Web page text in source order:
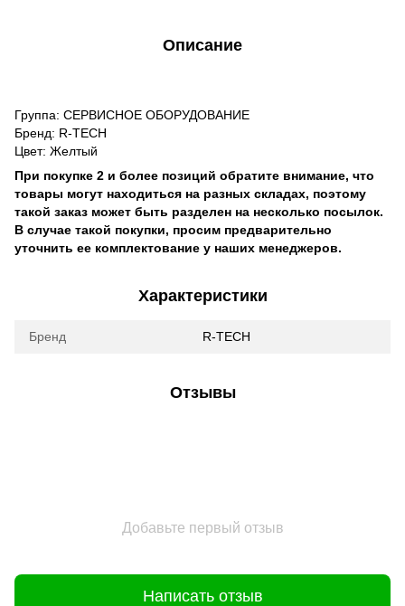
Описание
Группа: СЕРВИСНОЕ ОБОРУДОВАНИЕ
Бренд: R-TECH
Цвет: Желтый
При покупке 2 и более позиций обратите внимание, что
товары могут находиться на разных складах, поэтому
такой заказ может быть разделен на несколько посылок.
В случае такой покупки, просим предварительно
уточнить ее комплектование у наших менеджеров.
Характеристики
Бренд R-TECH
Отзывы
Добавьте первый отзыв
Написать отзыв